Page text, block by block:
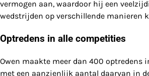
vermogen aan, waardoor hij een
wedstrijden op verschillende manieren
Optredens in alle competities
Owen maakte meer dan 400 optredens
met een aanzienlijk aantal daarvan in